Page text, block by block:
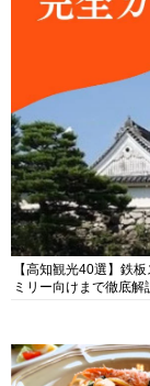
【高知観光40選】鉄
ミリー向けまで徹底解